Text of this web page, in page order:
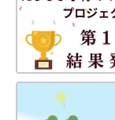
３～５カ月ごろの